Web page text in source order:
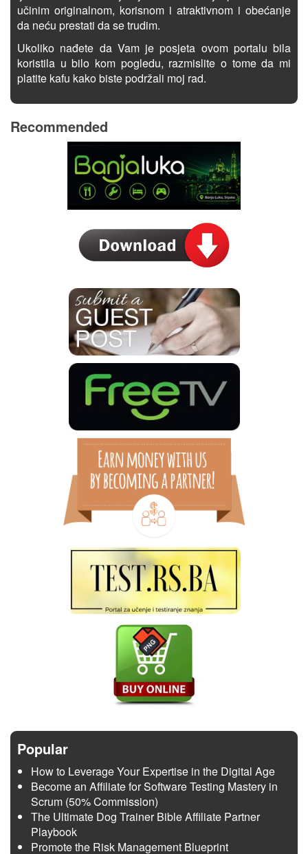
učinim originalnom, korisnom i atraktivnom i obećanje
da neću prestati da se trudim.
Ukoliko nađete da Vam je posjeta ovom portalu bila
koristila u bilo kom pogledu, razmislite o tome da mi
platite kafu kako biste podržali moj rad.
Recommended
Popular
How to Leverage Your Expertise in the Digital Age
Become an Affiliate for Software Testing Mastery in
Scrum (50% Commission)
The Ultimate Dog Trainer Bible Affiliate Partner
Playbook
Promote the Risk Management Blueprint